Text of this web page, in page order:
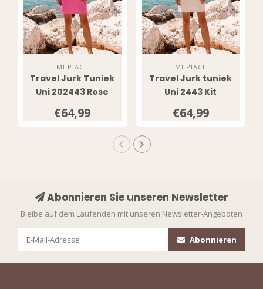
MI PIACE
Travel Jurk Tuniek
Uni 202443 Rose
€64,99
MI PIACE
Travel Jurk tuniek
Uni 2443 Kit
€64,99
Abonnieren Sie unseren Newsletter
Bleibe auf dem Laufenden mit unseren Newsletter-Angeboten
Abonnieren